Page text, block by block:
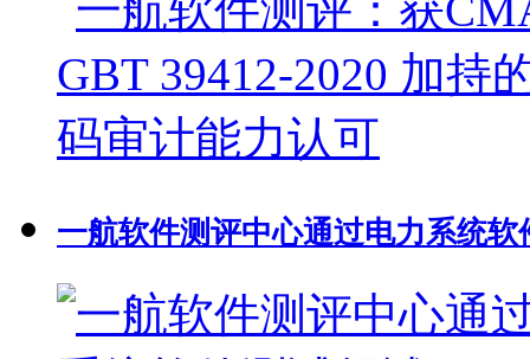
一航软件测评中心通过电力系统